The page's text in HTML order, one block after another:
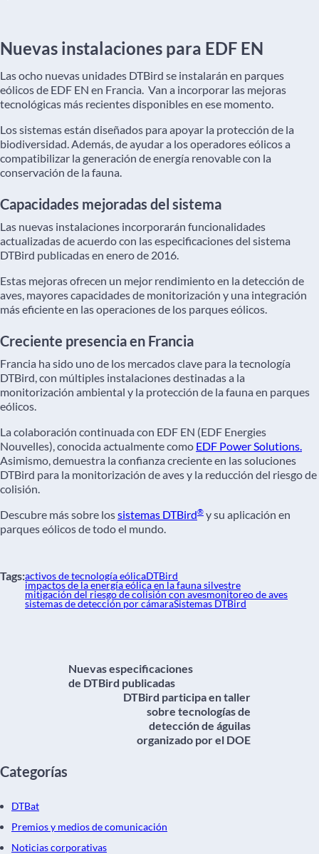
Nuevas instalaciones para EDF EN
Las ocho nuevas unidades DTBird se instalarán en parques
eólicos de EDF EN en Francia. Van a incorporar las mejoras
tecnológicas más recientes disponibles en ese momento.
Los sistemas están diseñados para apoyar la protección de la
biodiversidad. Además, de ayudar a los operadores eólicos a
compatibilizar la generación de energía renovable con la
conservación de la fauna.
Capacidades mejoradas del sistema
Las nuevas instalaciones incorporarán funcionalidades
actualizadas de acuerdo con las especificaciones del sistema
DTBird publicadas en enero de 2016.
Estas mejoras ofrecen un mejor rendimiento en la detección de
aves, mayores capacidades de monitorización y una integración
más eficiente en las operaciones de los parques eólicos.
Creciente presencia en Francia
Francia ha sido uno de los mercados clave para la tecnología
DTBird, con múltiples instalaciones destinadas a la
monitorización ambiental y la protección de la fauna en parques
eólicos.
La colaboración continuada con EDF EN (EDF Energies
Nouvelles), conocida actualmente como EDF Power Solutions.
Asimismo, demuestra la confianza creciente en las soluciones
DTBird para la monitorización de aves y la reducción del riesgo de
colisión.
Descubre más sobre lossistemas DTBird® y su aplicación en
parques eólicos de todo el mundo.
Tags:activos de tecnología eólicaDTBird
impactos de la energía eólica en la fauna silvestre
mitigación del riesgo de colisión con avesmonitoreo de aves
sistemas de detección por cámaraSistemas DTBird
Nuevas especificaciones
de DTBird publicadas
DTBird participa en taller
sobre tecnologías de
detección de águilas
organizado por el DOE
Categorías
DTBat
Premios y medios de comunicación
Noticias corporativas